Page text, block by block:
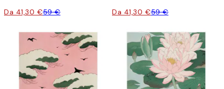
Da 41,30 €59 € Da 41,30 €59 €